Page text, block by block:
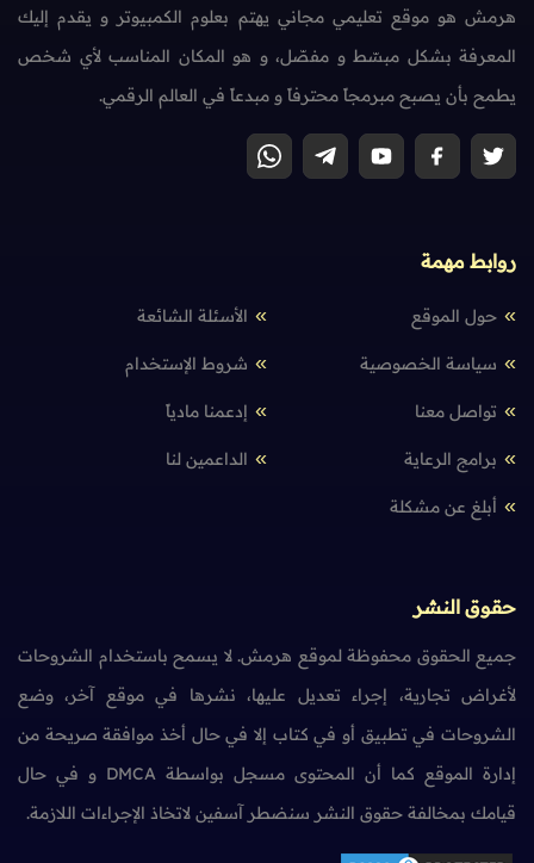
هرمش هو موقع تعليمي مجاني يهتم بعلوم الكمبيوتر و يقدم إليك
المعرفة بشكل مبسّط و مفصّل، و هو المكان المناسب لأي شخص
يطمح بأن يصبح مبرمجاً محترفاً و مبدعاً في العالم الرقمي.
روابط مهمة
حول الموقع الأسئلة الشائعة
سياسة الخصوصية شروط الإستخدام
تواصل معنا إدعمنا مادياً
برامج الرعاية الداعمين لنا
أبلغ عن مشكلة
حقوق النشر
جميع الحقوق محفوظة لموقع هرمش. لا يسمح باستخدام الشروحات
لأغراض تجارية، إجراء تعديل عليها، نشرها في موقع آخر، وضع
الشروحات في تطبيق أو في كتاب إلا في حال أخذ موافقة صريحة من
إدارة الموقع كما أن المحتوى مسجل بواسطة DMCA و في حال
قيامك بمخالفة حقوق النشر سنضطر آسفين لاتخاذ الإجراءات اللازمة.